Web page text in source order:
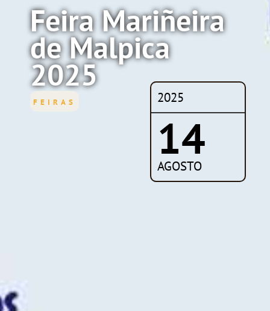
2025
14
AGOSTO
Feira Mariñeira
de Malpica
2025
FEIRAS